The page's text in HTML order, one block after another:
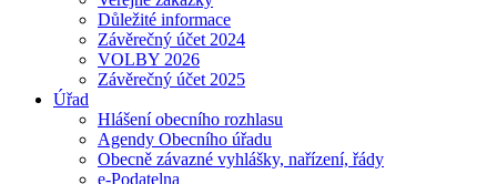
Důležité informace
Závěrečný účet 2024
VOLBY 2026
Závěrečný účet 2025
Úřad
Hlášení obecního rozhlasu
Agendy Obecního úřadu
Obecně závazné vyhlášky, nařízení, řády
e-Podatelna